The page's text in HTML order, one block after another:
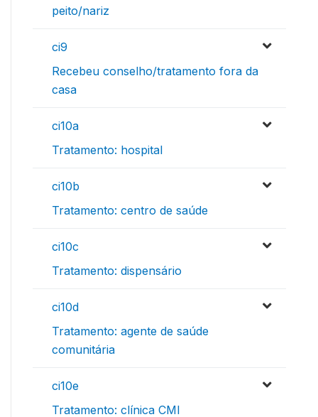
peito/nariz
ci9
Recebeu conselho/tratamento fora da
casa
ci10a
Tratamento: hospital
ci10b
Tratamento: centro de saúde
ci10c
Tratamento: dispensário
ci10d
Tratamento: agente de saúde
comunitária
ci10e
Tratamento: clínica CMI